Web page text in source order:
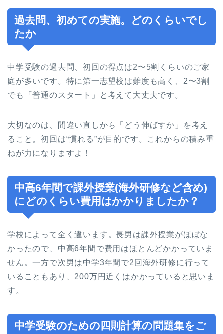
過去問、初めての実施。どのくらいでし
たか
中学受験の過去問、初回の得点は2〜5割くらいのご家
庭が多いです。特に第一志望校は難度も高く、2〜3割
でも「普通のスタート」と考えて大丈夫です。
大切なのは、間違い直しから「どう伸ばすか」を考え
ること。初回は“慣れる”が目的です。これからの積み重
ねが力になりますよ！
中高6年間で課外授業(海外研修など含め)
にどのくらい費用はかかりましたか？
学校によって全く違います。長男は課外授業がほぼな
かったので、中高6年間で費用はほとんどかかっていま
せん。一方で次男は中学3年間で2回海外研修に行って
いることもあり、200万円近くはかかっていると思いま
す。
中学受験のための四則計算の問題集をご